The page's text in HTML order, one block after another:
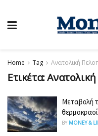
Home Tag Ανατολική
Ετικέτα:
Μεταβολή
BY MONEY &